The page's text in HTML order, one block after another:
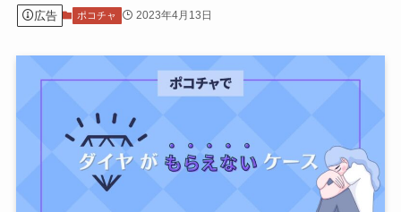
広告 ポコチャ 2023年4月13日